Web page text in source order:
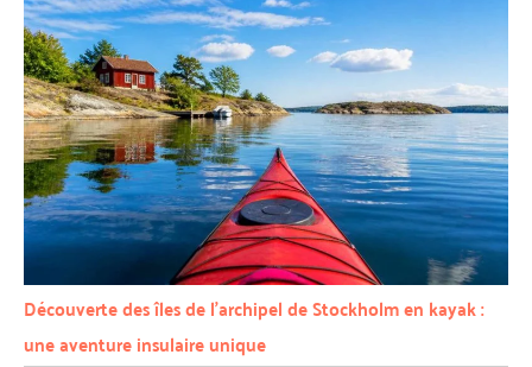
Découverte des îles de l’archipel de Stockholm en kayak :
une aventure insulaire unique